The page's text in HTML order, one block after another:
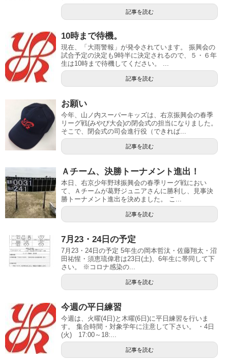
記事を読む
10時まで待機。
現在、「大雨警報」が発令されています。 振興会の
試合予定の決定も9時半に決定されるので、５・６年
生は10時まで待機してください。 ...
記事を読む
お願い
今年、山ノ内スーパーキッズは、右京振興会の春季
リーグ戦(みやび大会)の閉会式の担当になりました。
そこで、閉会式の司会進行役（できれば...
記事を読む
Ａチーム、決勝トーナメント進出！
本日、右京少年野球振興会の春季リーグ戦におい
て、Ａチームが葛野ジュニアさんに勝利し、見事決
勝トーナメント進出を決めました。 こ...
記事を読む
7月23・24日の予定
7月23・24日の予定 5年生の岡本哲汰・佐藤翔太・沼
田祐惺・須恵琉偉君は23日(土)、6年生に帯同して下
さい。 ※コロナ感染の...
記事を読む
今週の平日練習
今週は、火曜(4日)と木曜(6日)に平日練習を行いま
す。 集合時間・対象学年に注意して下さい。 ・4日
(火) 17:00～18:...
記事を読む